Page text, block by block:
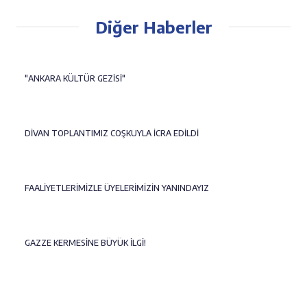
Diğer Haberler
"ANKARA KÜLTÜR GEZİSİ"
DİVAN TOPLANTIMIZ COŞKUYLA İCRA EDİLDİ
FAALİYETLERİMİZLE ÜYELERİMİZİN YANINDAYIZ
GAZZE KERMESİNE BÜYÜK İLGİ!